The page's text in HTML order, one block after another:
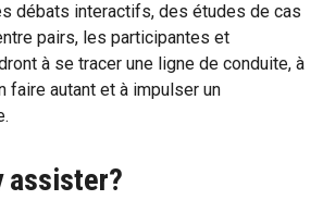
débats interactifs, des études de cas
pairs, les participantes et
à se tracer une ligne de conduite, à
faire autant et à impulser un
assister?